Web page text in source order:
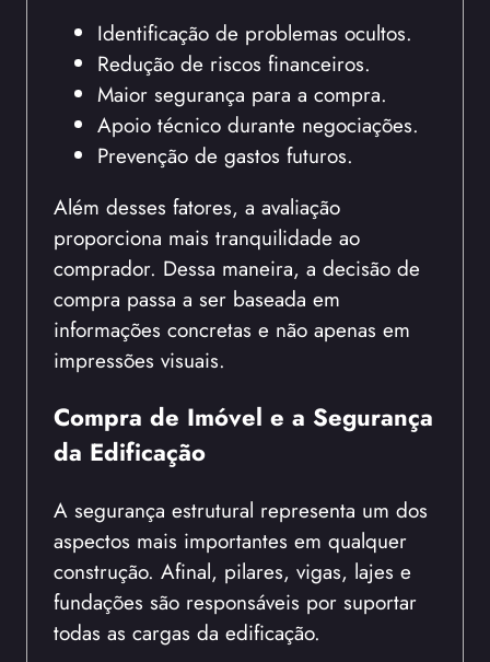
Identificação de problemas ocultos.
Redução de riscos financeiros.
Maior segurança para a compra.
Apoio técnico durante negociações.
Prevenção de gastos futuros.
Além desses fatores, a avaliação
proporciona mais tranquilidade ao
comprador. Dessa maneira, a decisão de
compra passa a ser baseada em
informações concretas e não apenas em
impressões visuais.
Compra de Imóvel e a Segurança
da Edificação
A segurança estrutural representa um dos
aspectos mais importantes em qualquer
construção. Afinal, pilares, vigas, lajes e
fundações são responsáveis por suportar
todas as cargas da edificação.